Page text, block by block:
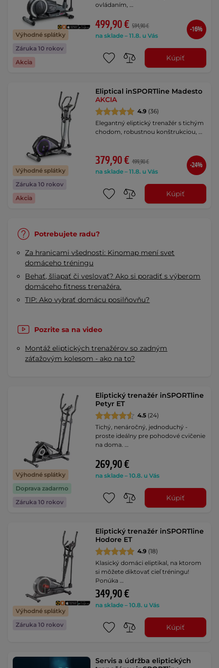
Výhodné splátky
Záruka 10 rokov
Akcia
ovládaním, …
499,90 € 594,90 €
na sklade – 11.8. u Vás
-16%
Kúpiť
Výhodné splátky
Záruka 10 rokov
Akcia
Eliptical inSPORTline Madesto
AKCIA
4.9 (36)
Elegantný eliptický trenažér s tichým
chodom, robustnou konštrukciou, …
379,90 € 499,90 €
na sklade – 11.8. u Vás
-24%
Kúpiť
Potrebujete radu?
Za hranicami všednosti: Kinomap mení svet
domáceho tréningu
Behať, šliapať či veslovať? Ako si poradiť s výberom
domáceho fitness trenažéra.
TIP: Ako vybrať domácu posilňovňu?
Pozrite sa na video
Montáž eliptických trenažérov so zadným
záťažovým kolesom - ako na to?
Výhodné splátky
Doprava zadarmo
Záruka 10 rokov
Eliptický trenažér inSPORTline
Petyr ET
4.5 (24)
Tichý, nenáročný, jednoduchý -
proste ideálny pre pohodové cvičenie
na doma. …
269,90 €
na sklade – 10.8. u Vás
Kúpiť
Výhodné splátky
Záruka 10 rokov
Eliptický trenažér inSPORTline
Hodore ET
4.9 (18)
Klasický domáci eliptikal, na ktorom
si môžete diktovať cieľ tréningu!
Ponúka …
349,90 €
na sklade – 10.8. u Vás
Kúpiť
Servis a údržba eliptických